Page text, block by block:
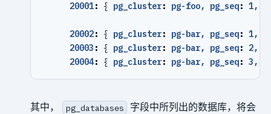
20001: { pg_cluster: pg-foo, pg_seq: 1,
20002: { pg_cluster: pg-bar, pg_seq: 1,
20003 : { pg_cluster: pg-bar, pg_seq:
2,
20004: { pg_cluster: pg-bar, pg_seq: 3,
其中， pg_databases
字段中所列出的数据库，将会